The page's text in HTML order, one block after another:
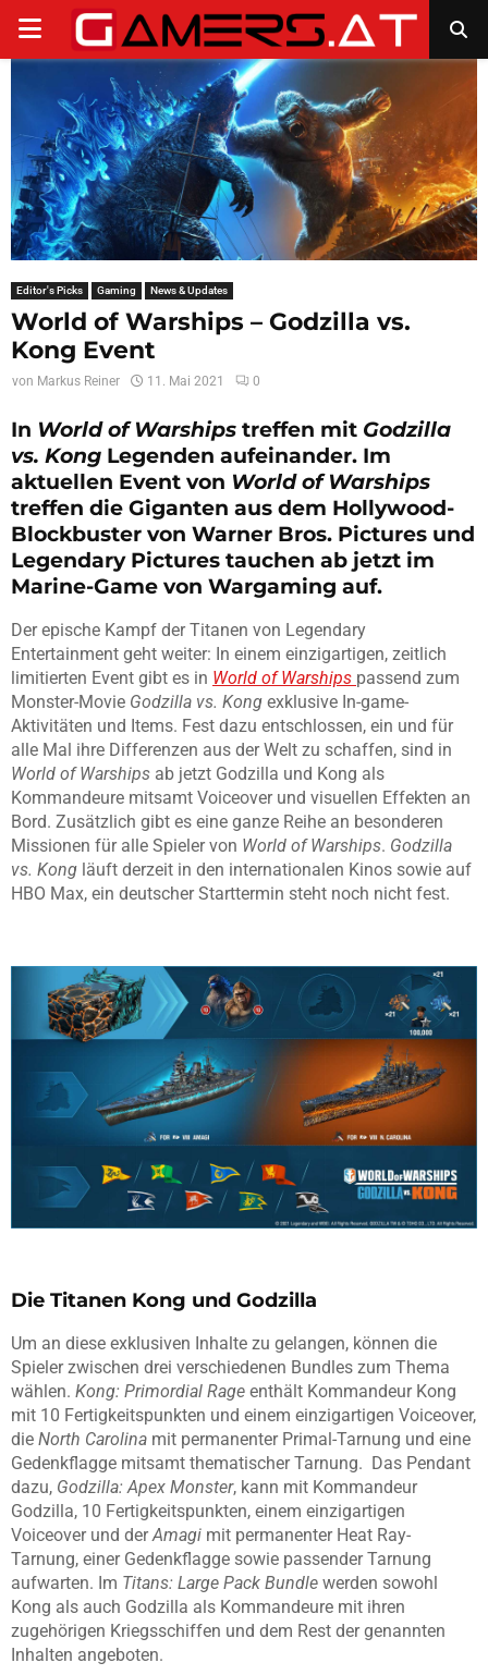
PRIMARY
MENU
Editor's Picks Gaming News & Updates
World of Warships – Godzilla vs.
Kong Event
von Markus Reiner 11. Mai 2021 0
In World of Warships treffen mit Godzilla
vs. Kong Legenden aufeinander. Im
aktuellen Event von World of Warships
treffen die Giganten aus dem Hollywood-
Blockbuster von Warner Bros. Pictures und
Legendary Pictures tauchen ab jetzt im
Marine-Game von Wargaming auf.
Der epische Kampf der Titanen von Legendary
Entertainment geht weiter: In einem einzigartigen, zeitlich
limitierten Event gibt es in World of Warships passend zum
Monster-Movie Godzilla vs. Kong exklusive In-game-
Aktivitäten und Items. Fest dazu entschlossen, ein und für
alle Mal ihre Differenzen aus der Welt zu schaffen, sind in
World of Warships ab jetzt Godzilla und Kong als
Kommandeure mitsamt Voiceover und visuellen Effekten an
Bord. Zusätzlich gibt es eine ganze Reihe an besonderen
Missionen für alle Spieler von World of Warships. Godzilla
vs. Kong läuft derzeit in den internationalen Kinos sowie auf
HBO Max, ein deutscher Starttermin steht noch nicht fest.
Die Titanen Kong und Godzilla
Um an diese exklusiven Inhalte zu gelangen, können die
Spieler zwischen drei verschiedenen Bundles zum Thema
wählen. Kong: Primordial Rage enthält Kommandeur Kong
mit 10 Fertigkeitspunkten und einem einzigartigen Voiceover,
die North Carolina mit permanenter Primal-Tarnung und eine
Gedenkflagge mitsamt thematischer Tarnung. Das Pendant
dazu, Godzilla: Apex Monster, kann mit Kommandeur
Godzilla, 10 Fertigkeitspunkten, einem einzigartigen
Voiceover und derAmagi mit permanenter Heat Ray-
Tarnung, einer Gedenkflagge sowie passender Tarnung
aufwarten. Im Titans: Large Pack Bundle werden sowohl
Kong als auch Godzilla als Kommandeure mit ihren
zugehörigen Kriegsschiffen und dem Rest der genannten
Inhalten angeboten.